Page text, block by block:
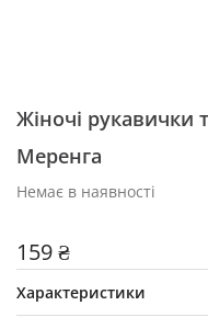
Жіночі рукавички
Меренга
Немає в наявності
159 ₴
Характеристики